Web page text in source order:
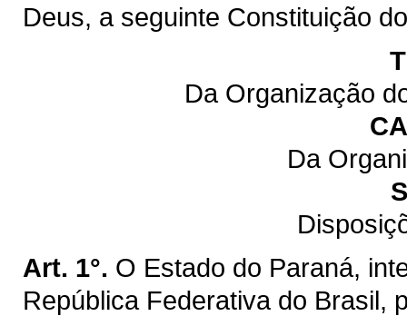
Deus, a seguinte Constituição
Da Organização
Da
Art. 1°. O Estado do Paraná,
República Federativa do Brasil,